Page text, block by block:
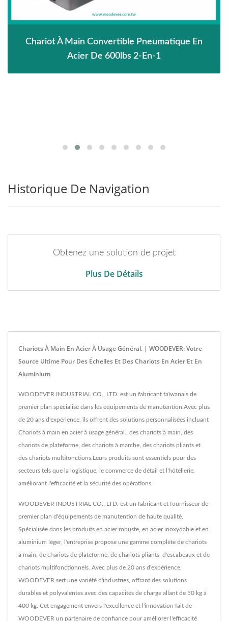
Chariot À Main Convertible Pneumatique En
Acier De 600lbs 2-En-1
Historique De Navigation
Obtenez une solution de projet
Plus De Détails
Chariots À Main En Acier À Usage Général. | WOODEVER: Votre
Source Ultime Pour Des Échelles Et Des Chariots En Acier Et En
Aluminium
WOODEVER INDUSTRIAL CO., LTD. est un fabricant taïwanais de
premier plan spécialisé dans les équipements de manutention.Avec plus
de 20 ans d'expérience, ils offrent des solutions personnalisées incluant
Chariots à main en acier à usage général., des chariots à main, des
chariots de plateforme, des chariots à marche, des chariots pliants et
des chariots multifonctions.Leurs produits sont essentiels pour des
secteurs tels que la logistique, le commerce de détail et l'hôtellerie,
améliorant l'efficacité et la sécurité des opérations.
WOODEVER INDUSTRIAL CO., LTD. est un fabricant et fournisseur de
premier plan d'équipements de manutention de haute qualité.
Spécialisée dans les produits en acier robuste, en acier inoxydable et en
aluminium léger, l'entreprise propose une gamme complète de chariots
à main, de chariots de plateforme, de chariots pliants, d'escabeaux et de
chariots multifonctionnels. Avec plus de 20 ans d'expérience,
WOODEVER sert une variété d'industries, offrant des solutions
durables et polyvalentes avec des capacités de charge allant de 50 kg à
400 kg. Cet engagement envers l'excellence et l'innovation fait de
WOODEVER un partenaire de confiance pour améliorer l'efficacité